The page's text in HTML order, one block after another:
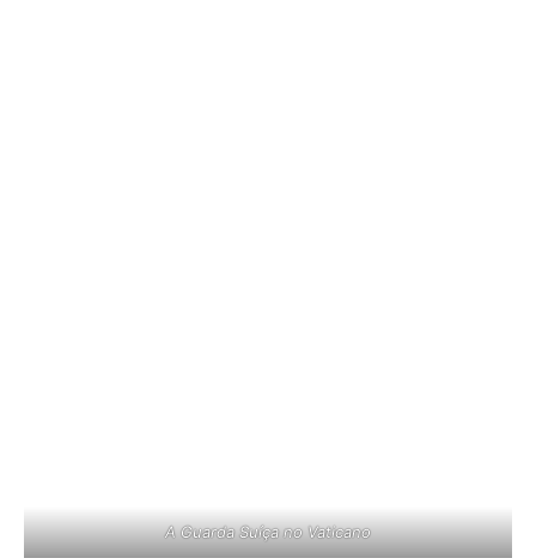
A Guarda Suíça no Vaticano